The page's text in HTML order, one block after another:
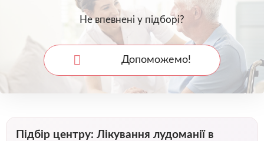
Не впевнені у підборі?
Допоможемо!
Підбір центру: Лікування лудоманії в